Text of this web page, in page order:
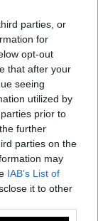
parties, or
for
opt-out
that after your
seeing
utilized by
prior to
further
parties on the
may
IAB’s List of
it to other